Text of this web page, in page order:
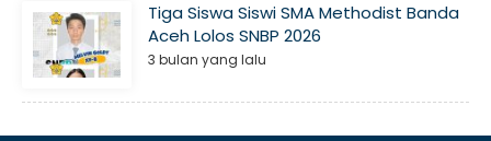
Tiga Siswa Siswi SMA Methodist Banda
Aceh Lolos SNBP 2026
3 bulan yang lalu